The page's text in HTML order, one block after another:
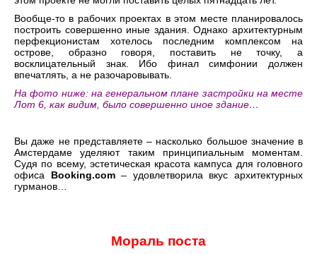
Вообще-то в рабочих проектах в этом месте планировалось
построить совершенно иные здания. Однако архитектурным
перфекционистам хотелось последним комплексом на
острове, образно говоря, поставить не точку, а
восклицательный знак. Ибо финал симфонии должен
впечатлять, а не разочаровывать.
На фото ниже: на генеральном плане застройки на месте
Лот 6, как видим, было совершенно иное здание…
Вы даже не представляете – насколько большое значение в
Амстердаме уделяют таким принципиальным моментам.
Судя по всему, эстетическая красота кампуса для головного
офиса Booking.com– удовлетворила вкус архитектурных
гурманов…
Мораль поста